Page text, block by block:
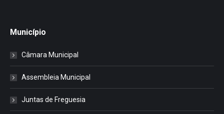
Município
Câmara Municipal
Assembleia Municipal
Juntas de Freguesia